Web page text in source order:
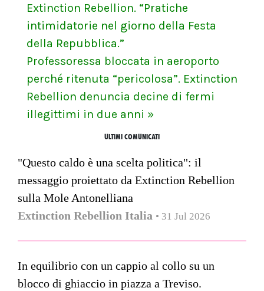
Extinction Rebellion. “Pratiche
intimidatorie nel giorno della Festa
della Repubblica.”
Professoressa bloccata in aeroporto
perché ritenuta “pericolosa”. Extinction
Rebellion denuncia decine di fermi
illegittimi in due anni »
ULTIMI COMUNICATI
"Questo caldo è una scelta politica": il
messaggio proiettato da Extinction Rebellion
sulla Mole Antonelliana
Extinction Rebellion Italia • 31 Jul 2026
In equilibrio con un cappio al collo su un
blocco di ghiaccio in piazza a Treviso.